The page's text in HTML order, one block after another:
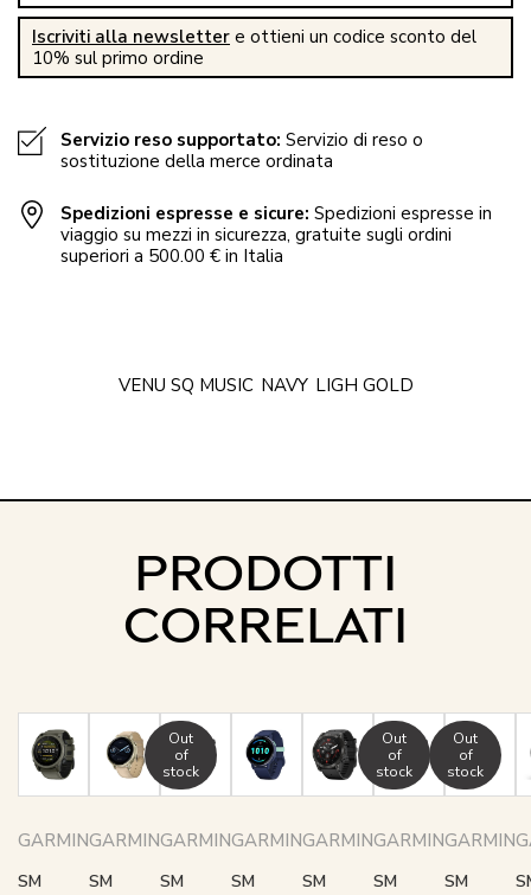
Iscriviti alla newsletter e ottieni un codice sconto del
10% sul primo ordine
Servizio reso supportato: Servizio di reso o
sostituzione della merce ordinata
Spedizioni espresse e sicure: Spedizioni espresse in
viaggio su mezzi in sicurezza, gratuite sugli ordini
superiori a 500.00 € in Italia
VENU SQ MUSIC NAVY LIGH GOLD
PRODOTTI
CORRELATI
GARMIN
SM
GARMIN
SM
GARMIN
Out
of
stock
SM
GARMIN
SM
GARMIN
SM
GARMIN
Out
of
stock
SM
GARMIN
Out
of
stock
SM